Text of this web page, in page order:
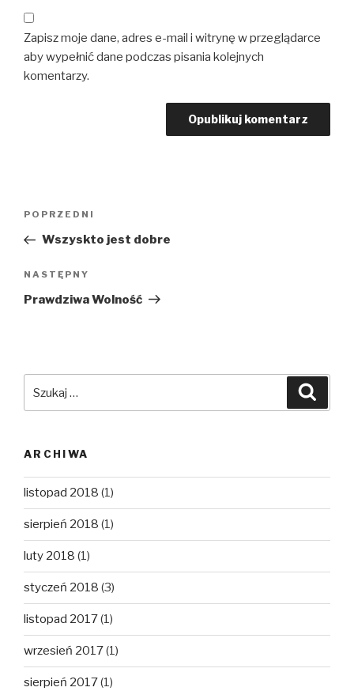
Zapisz moje dane, adres e-mail i witrynę w przeglądarce
aby wypełnić dane podczas pisania kolejnych
komentarzy.
Poprzedni
wpis
POPRZEDNI
Wszyskto jest dobre
Następny
wpis
NASTĘPNY
Prawdziwa Wolność
ARCHIWA
listopad 2018 (1)
sierpień 2018 (1)
luty 2018 (1)
styczeń 2018 (3)
listopad 2017(1)
wrzesień 2017(1)
sierpień 2017(1)